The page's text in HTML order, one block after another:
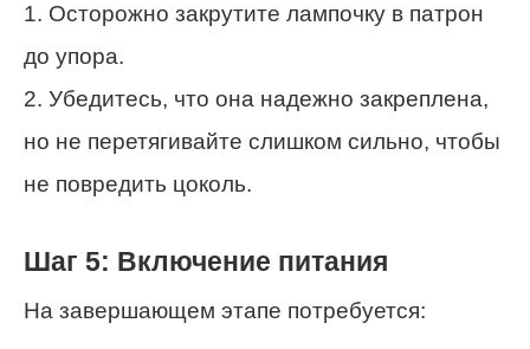
1. Осторожно закрутите лампочку в патрон
до упора.
2. Убедитесь, что она надежно закреплена,
но не перетягивайте слишком сильно, чтобы
не повредить цоколь.
Шаг 5: Включение питания
На завершающем этапе потребуется: